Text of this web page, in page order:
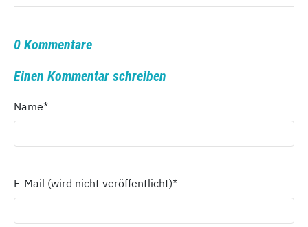
0 Kommentare
Einen Kommentar schreiben
Name*
E-Mail (wird nicht veröffentlicht)*